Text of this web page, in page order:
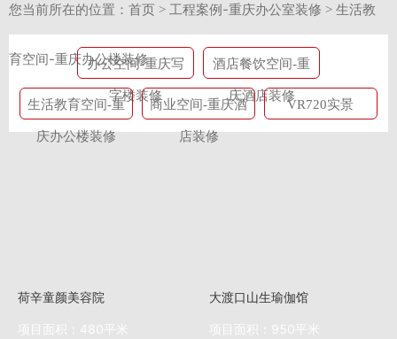
您当前所在的位置： 首页 > 工程案例-重庆办公室装修 > 生活教
育空间-重庆办公楼装修
办公空间-重庆写
字楼装修
酒店餐饮空间-重
庆酒店装修
生活教育空间-重
庆办公楼装修
商业空间-重庆酒
店装修
VR720实景
荷辛童颜美容院
项目面积：480平米
大渡口山生瑜伽馆
项目面积：950平米